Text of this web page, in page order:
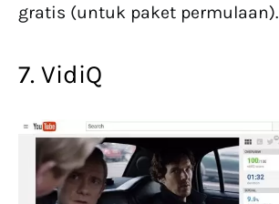
gratis (untuk paket permulaan).
7. VidiQ